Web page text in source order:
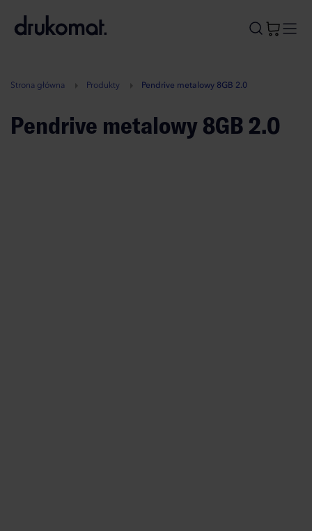
A
Strona główna Produkty Pendrive metalowy 8GB 2.0
Pendrive metalowy 8GB 2.0